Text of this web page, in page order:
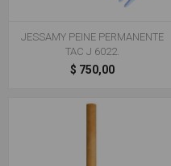
JESSAMY PEINE PERMANENTE
TAC J 6022.
$ 750,00